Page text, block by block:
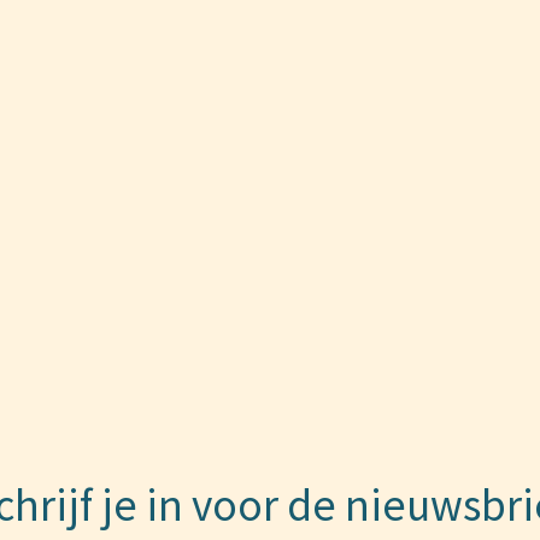
je in voor de